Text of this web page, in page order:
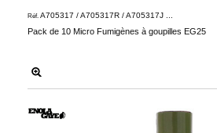
Pack de 10 Micro Fumigènes à goupilles EG25
Réf. A705317 / A705317R / A705317J ...